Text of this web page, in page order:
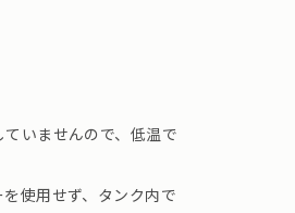
いませんので、低温で
使用せず、タンク内で